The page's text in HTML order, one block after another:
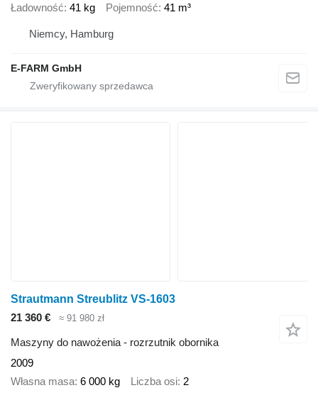
Ładowność 41 kg Pojemność 41 m³
Niemcy, Hamburg
E-FARM GmbH
Strautmann Streublitz VS-1603
21 360 €
≈ 91 980 zł
Maszyny do nawożenia - rozrzutnik obornika
2009
Własna masa 6 000 kg Liczba osi 2